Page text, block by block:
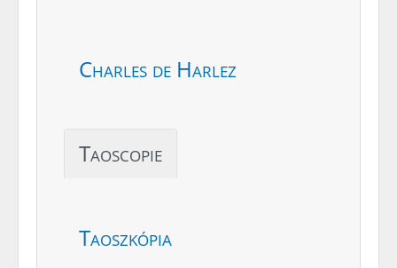
Charles de Harlez
Taoscopie
Taoszkópia